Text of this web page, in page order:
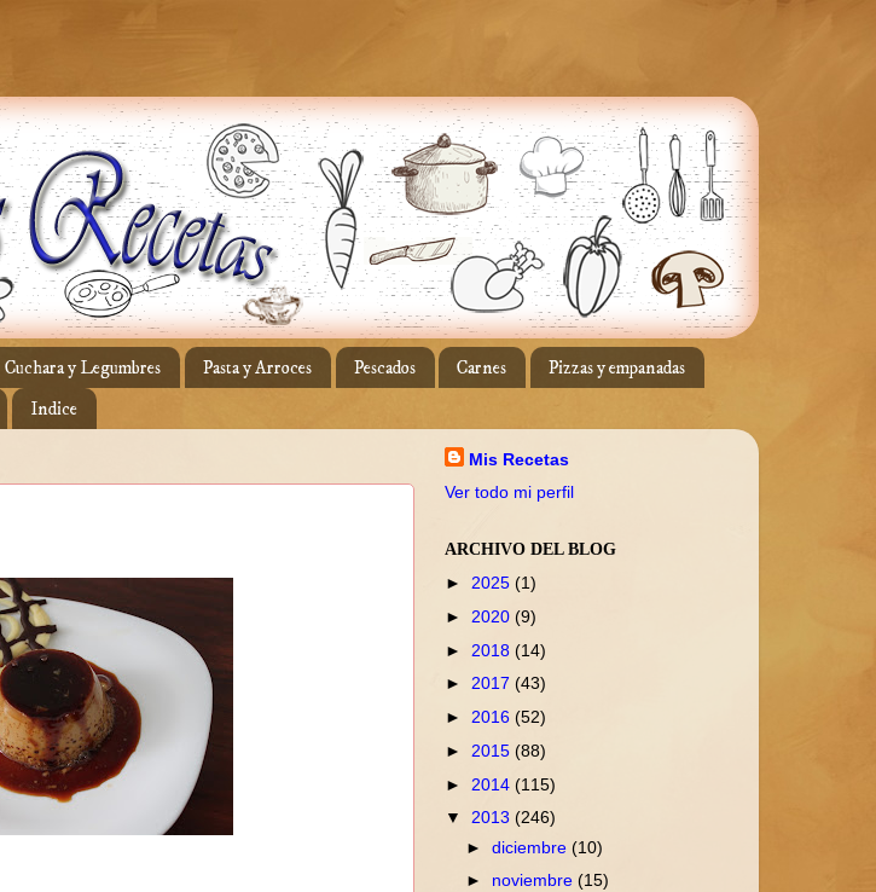
Cuchara y Legumbres Pasta y Arroces Pescados Carnes
Pizzas y empanadas
Indice
Mis Recetas
Ver todo mi perfil
ARCHIVO DEL BLOG
► 2025 (1)
► 2020 (9)
► 2018 (14)
► 2017 (43)
► 2016 (52)
► 2015 (88)
► 2014 (115)
▼ 2013 (246)
►diciembre(10)
► noviembre(15)